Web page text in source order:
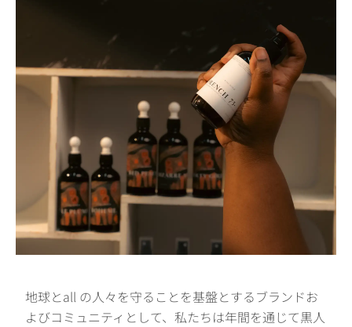
地球とall の人々を守ることを基盤とするブランドお
よびコミュニティとして、私たちは年間を通じて黒人